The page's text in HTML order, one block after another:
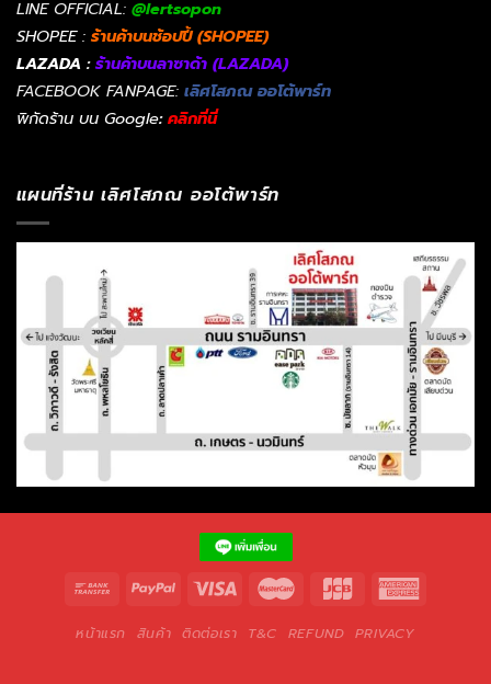
LINE OFFICIAL: @lertsopon
SHOPEE : ร้านค้าบนช้อปปี้ (SHOPEE)
LAZADA :ร้านค้าบนลาซาด้า (LAZADA)
FACEBOOK FANPAGE: เลิศโสภณ ออโต้พาร์ท
พิกัดร้าน บน Google: คลิกที่นี่
แผนที่ร้าน เลิศโสภณ ออโต้พาร์ท
หน้าแรก สินค้า ติดต่อเรา T&C REFUND PRIVACY